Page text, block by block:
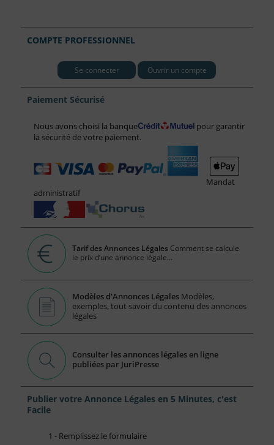
COMPTE PROFESSIONNEL
Se connecter Ouvrir un compte
Paiement Sécurisé
Nous avons choisi la banque
pour garantir
la sécurité de votre paiement.
Mandat
administratif
Tarif des Annonces Légales Comment se calcule
le prix d’une annonce légale...
Modèles d'Annonces Légales Modèles,
exemples, tout savoir du contenu des annonces
légales
Consulter les annonces légales en ligne
publiées par JuriPresse
Publier votre Annonce Légales en 5 Minutes, c'est
Facile
1 - Remplissez le formulaire